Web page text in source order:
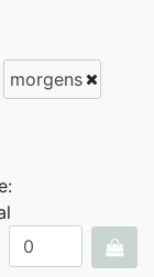
morgens